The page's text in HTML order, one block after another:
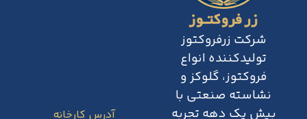
شرکت زرفروکتوز
تولیدکننده انواع
فروکتوز، گلوکز و
نشاسته صنعتی با
بیش یک دهه تجربه
آدرس کارخانه